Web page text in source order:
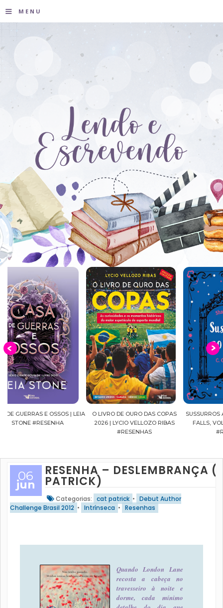
≡ MENU
O LIVRO DE OURO DAS COPAS
2026 | LYCIO VELLOZO RIBAS
SUSSURROS AO LUAR | SHADOW
FALLS, VOL.04 | C.C.HUNTER
#RESENHA
06
jun
RESENHA – DESLEMBRANÇA
PATRICK)
Categorias: cat patrick • Debut Author
Challenge Brasil 2012 • Intrínseca • Resenhas
Quando London Lane
recosta a cabeça no
travesseiro à noite e
dorme, cada mínimo